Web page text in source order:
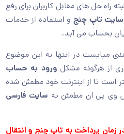
راه حل های مقابل کاربران برای رفع
سایت تاپ چنج و استفاده از خدمات
بحساب می آید.
میایست در انتها به این موضوع
از هرگونه مشکل ورود به حساب
است تا از اینترنت خود مطمئن شده
وی پی ان مطمئن به سایت فارسی
زمان پرداخت به تاپ چنج و انتقال